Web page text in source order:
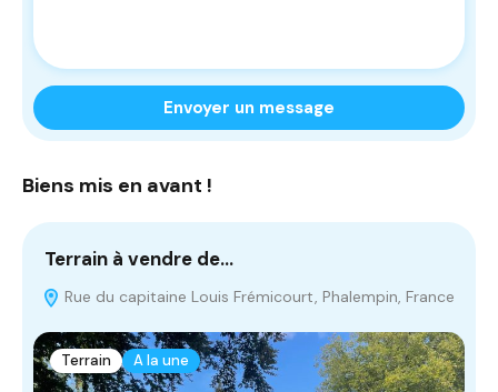
Envoyer un message
Biens mis en avant !
Terrain à vendre de…
Rue du capitaine Louis Frémicourt, Phalempin, France
Terrain A la une